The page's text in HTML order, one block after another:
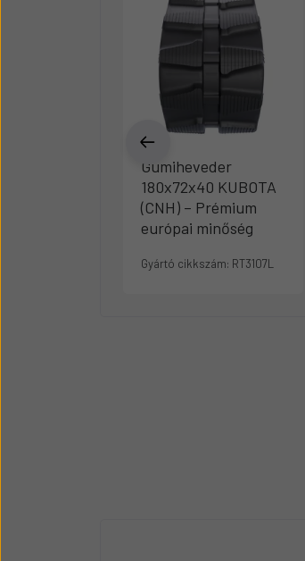
Gumiheveder
180x72x40 KUBOTA
(CNH) – Prémium
európai minőség
Gyártó cikkszám: RT3107L